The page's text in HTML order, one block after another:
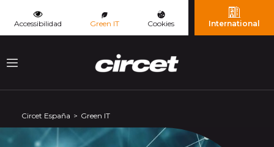
Accessibilidad Green IT
(current page)
Cookies International
Menu
Circet España Green IT